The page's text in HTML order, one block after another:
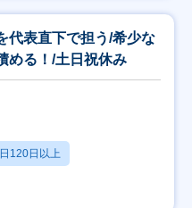
代表直下で担う/希少な
める！/土日祝休み
120日以上